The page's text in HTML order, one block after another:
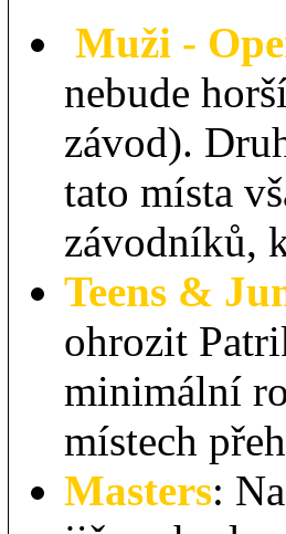
Muži -
nebude
závod).
tato místa
závodníků,
Teens &
ohrozit
minimální
místech
Masters: